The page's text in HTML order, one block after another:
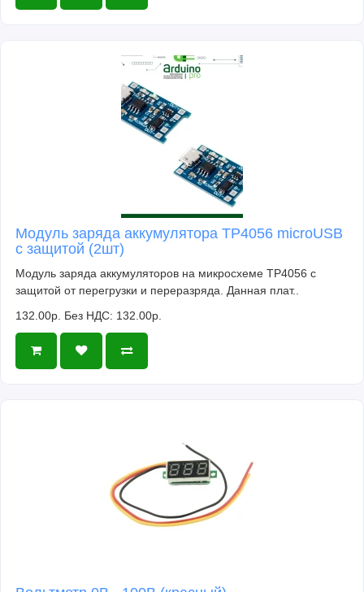
Модуль заряда аккумулятора TP4056 microUSB
с защитой (2шт)
Модуль заряда аккумуляторов на микросхеме TP4056 с
защитой от перегрузки и переразряда. Данная плат..
132.00р. Без НДС: 132.00р.